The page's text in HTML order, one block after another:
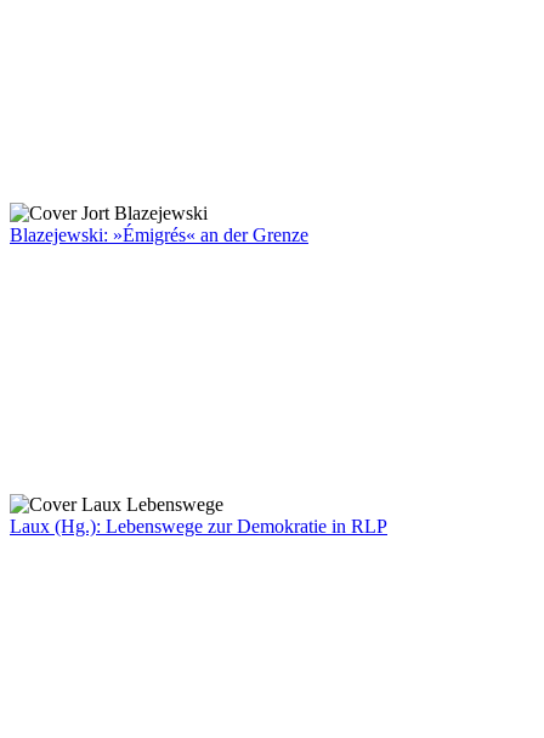
Blazejewski: »Émigrés« an der Grenze
Laux (Hg.): Lebenswege zur Demokratie in RLP